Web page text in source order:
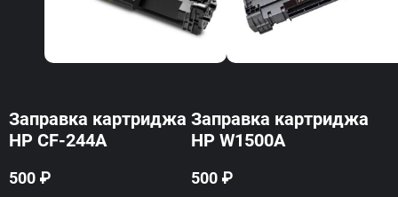
Заправка картриджа
HP CF-244A
500 ₽
Заправка картриджа
HP W1500A
500 ₽